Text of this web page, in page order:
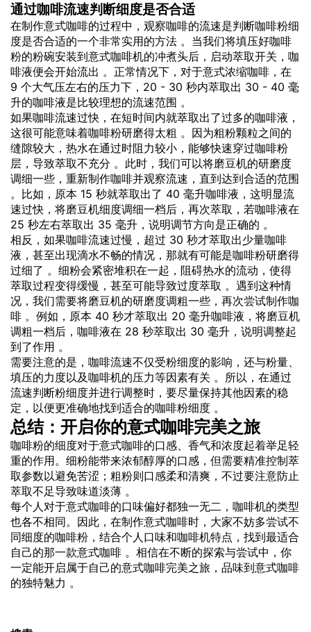
通过咖啡流速判断细度是否合适
在制作意式咖啡的过程中，观察咖啡的流速是判断咖啡粉细
度是否合适的一个非常实用的方法 。当我们将填压好咖啡
粉的粉碗安装到意式咖啡机的冲煮头后，启动萃取开关，咖
啡液便会开始流出 。正常情况下，对于意式浓缩咖啡，在
9 个大气压左右的压力下，20 - 30 秒内萃取出 30 - 40 毫
升的咖啡液是比较理想的流速范围 。
如果咖啡流速过快，在短时间内就萃取出了过多的咖啡液，
这很可能意味着咖啡粉研磨得太粗 。因为粗粉颗粒之间的
缝隙较大，热水在通过时阻力较小，能够快速穿过咖啡粉
层，导致萃取不充分 。此时，我们可以将磨豆机的研磨度
调细一些，重新制作咖啡并观察流速，直到达到合适的范围
。比如，原本 15 秒就萃取出了 40 毫升咖啡液，这明显流
速过快，将磨豆机细度调细一档后，再次萃取，若咖啡液在
25 秒左右萃取出 35 毫升，说明调节方向是正确的 。
相反，如果咖啡流速过慢，超过 30 秒才萃取出少量咖啡
液，甚至出现滴水不畅的情况，那就有可能是咖啡粉研磨得
过细了 。细粉会紧密堆积在一起，阻碍热水的流动，使得
萃取过程变得缓慢，甚至可能导致过度萃取 。遇到这种情
况，我们需要将磨豆机的研磨度调粗一些，再次尝试制作咖
啡 。例如，原本 40 秒才萃取出 20 毫升咖啡液，将磨豆机
调粗一档后，咖啡液在 28 秒萃取出 30 毫升，说明调整起
到了作用 。
需要注意的是，咖啡流速不仅受粉细度的影响，还与粉量、
填压的力度以及咖啡机的压力等因素有关 。所以，在通过
流速判断粉细度并进行调整时，要尽量保持其他因素的稳
定，以便更准确地找到适合的咖啡粉细度 。
总结：开启你的意式咖啡完美之旅
咖啡粉的细度对于意式咖啡的口感、香气和浓度起着举足轻
重的作用。细粉能带来浓郁醇厚的口感，但需要精准控制萃
取参数以避免苦涩；粗粉则口感柔和清爽，不过要注意防止
萃取不足导致味道淡薄 。
每个人对于意式咖啡的口味偏好都独一无二，咖啡机的类型
也各不相同。因此，在制作意式咖啡时，大家不妨多尝试不
同细度的咖啡粉，结合个人口味和咖啡机特点，找到最适合
自己的那一款意式咖啡 。相信在不断的探索与尝试中，你
一定能开启属于自己的意式咖啡完美之旅，品味到意式咖啡
的独特魅力 。